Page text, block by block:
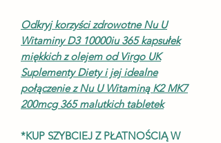
Odkryj korzyści zdrowotne Nu U
Witaminy D3 10000iu 365 kapsułek
miękkich z olejem od Virgo UK
Suplementy Diety i jej idealne
połączenie z Nu U Witaminą K2 MK7
200mcg 365 malutkich tabletek
*KUP SZYBCIEJ Z PŁATNOŚCIĄ W